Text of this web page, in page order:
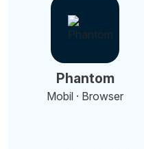
Phantom
Mobil · Browser